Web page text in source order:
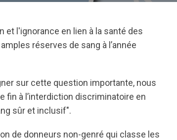
l'ignorance en lien à la santé des
réserves de sang à l’année
sur cette question importante, nous
à l’interdiction discriminatoire en
sûr et inclusif".
de donneurs non-genré qui classe les